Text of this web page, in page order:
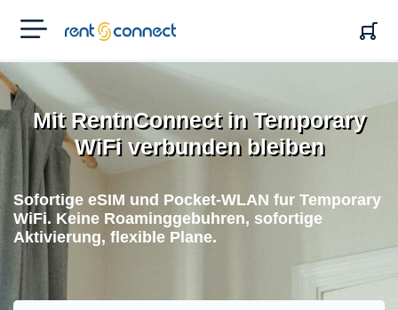
RENT'N
CONNECT
Mit RentnConnect in Temporary
WiFi verbunden bleiben
Sofortige eSIM und Pocket-WLAN fur Temporary
WiFi. Keine Roaminggebuhren, sofortige
Aktivierung, flexible Plane.